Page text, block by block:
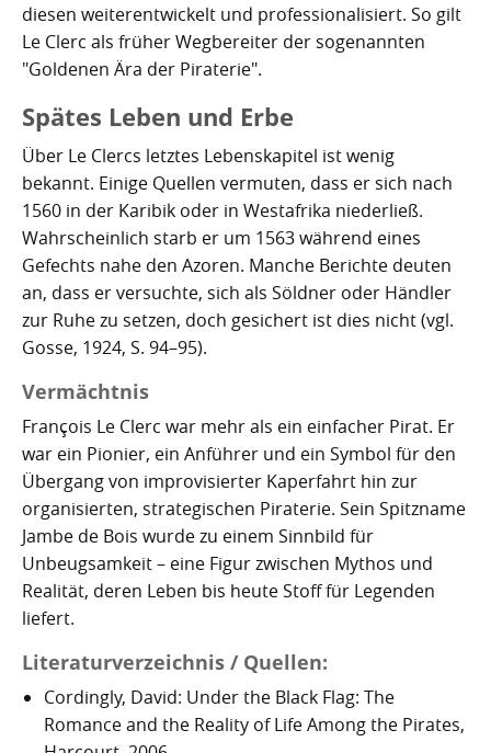
diesen weiterentwickelt und professionalisiert. So gilt
Le Clerc als früher Wegbereiter der sogenannten
"Goldenen Ära der Piraterie".
Spätes Leben und Erbe
Über Le Clercs letztes Lebenskapitel ist wenig
bekannt. Einige Quellen vermuten, dass er sich nach
1560 in der Karibik oder in Westafrika niederließ.
Wahrscheinlich starb er um 1563 während eines
Gefechts nahe den Azoren. Manche Berichte deuten
an, dass er versuchte, sich als Söldner oder Händler
zur Ruhe zu setzen, doch gesichert ist dies nicht (vgl.
Gosse, 1924, S. 94–95).
Vermächtnis
François Le Clerc war mehr als ein einfacher Pirat. Er
war ein Pionier, ein Anführer und ein Symbol für den
Übergang von improvisierter Kaperfahrt hin zur
organisierten, strategischen Piraterie. Sein Spitzname
Jambe de Bois wurde zu einem Sinnbild für
Unbeugsamkeit – eine Figur zwischen Mythos und
Realität, deren Leben bis heute Stoff für Legenden
liefert.
Literaturverzeichnis / Quellen:
Cordingly, David: Under the Black Flag: The
Romance and the Reality of Life Among the Pirates,